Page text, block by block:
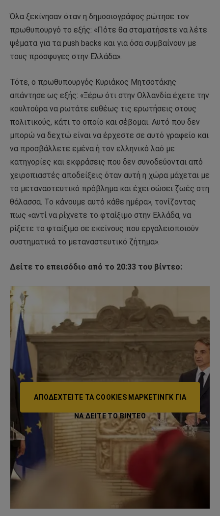
Όλα ξεκίνησαν όταν η δημοσιογράφος ρώτησε τον
πρωθυπουργό το εξής: «Πότε θα σταματήσετε να λέτε
ψέματα για τα push backs και για όσα συμβαίνουν με
τους πρόσφυγες στην Ελλάδα».
Τότε, ο πρωθυπουργός Κυριάκος Μητσοτάκης
απάντησε ως εξής: «Ξέρω ότι στην Ολλανδία έχετε την
κουλτούρα να ρωτάτε ευθέως τις ερωτήσεις στους
πολιτικούς, κάτι το οποίο και σέβομαι. Αυτό που δεν
μπορώ να δεχτώ είναι να έρχεστε σε αυτό γραφείο και
να προσβάλλετε εμένα ή τον ελληνικό λαό με
κατηγορίες και εκφράσεις που δεν συνοδεύονται από
χειροπιαστές αποδείξεις όταν αυτή η χώρα μάχεται με
το μεταναστευτικό πρόβλημα και έχει σώσει ζωές στη
θάλασσα. Το κάνουμε αυτό κάθε ημέρα», τονίζοντας
πως «αντί να ρίχνετε το φταίξιμο στην Ελλάδα, να
ρίξετε το φταίξιμο σε εκείνους που εργαλειοποιούν
συστηματικά το μεταναστευτικό ζήτημα».
Δείτε το επεισόδιο από το 20:33 του βίντεο:
ΑΠΟΔΕΧΤΕΊΤΕ ΤΑ COOKIES ΜΆΡΚΕΤΙΝΓΚ ΓΙΑ
ΝΑ ΔΕΊΤΕ ΤΟ ΒΙΝΤΕΟ